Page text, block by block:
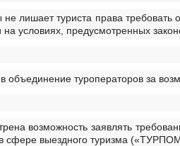
лишает туриста права
условиях, предусмотренных
объединение туроператоров за
возможность заявлять
сфере выездного туризма